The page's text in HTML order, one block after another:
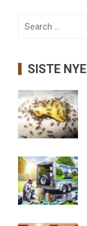
Search
SISTE NYE